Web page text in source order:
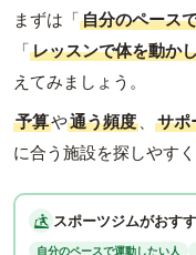
まずは「自分のペース
「レッスンで体を動か
えてみましょう。
予算や通う頻度 、 サポ
に合う施設を探しやすく
スポーツジムがおす
自分のペースで運動したい人